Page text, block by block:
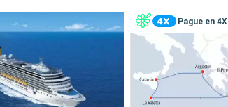
Pague en 4X